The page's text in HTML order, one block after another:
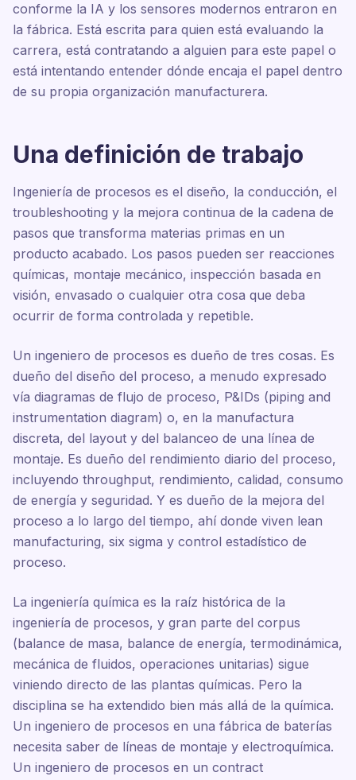
conforme la IA y los sensores modernos entraron en
la fábrica. Está escrita para quien está evaluando la
carrera, está contratando a alguien para este papel o
está intentando entender dónde encaja el papel dentro
de su propia organización manufacturera.
Una definición de trabajo
Ingeniería de procesos es el diseño, la conducción, el
troubleshooting y la mejora continua de la cadena de
pasos que transforma materias primas en un
producto acabado. Los pasos pueden ser reacciones
químicas, montaje mecánico, inspección basada en
visión, envasado o cualquier otra cosa que deba
ocurrir de forma controlada y repetible.
Un ingeniero de procesos es dueño de tres cosas. Es
dueño del diseño del proceso, a menudo expresado
vía diagramas de flujo de proceso, P&IDs (piping and
instrumentation diagram) o, en la manufactura
discreta, del layout y del balanceo de una línea de
montaje. Es dueño del rendimiento diario del proceso,
incluyendo throughput, rendimiento, calidad, consumo
de energía y seguridad. Y es dueño de la mejora del
proceso a lo largo del tiempo, ahí donde viven lean
manufacturing, six sigma y control estadístico de
proceso.
La ingeniería química es la raíz histórica de la
ingeniería de procesos, y gran parte del corpus
(balance de masa, balance de energía, termodinámica,
mecánica de fluidos, operaciones unitarias) sigue
viniendo directo de las plantas químicas. Pero la
disciplina se ha extendido bien más allá de la química.
Un ingeniero de procesos en una fábrica de baterías
necesita saber de líneas de montaje y electroquímica.
Un ingeniero de procesos en un contract